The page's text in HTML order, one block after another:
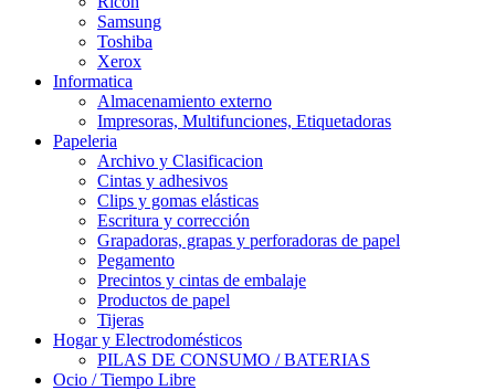
Samsung
Toshiba
Xerox
Informatica
Almacenamiento externo
Impresoras, Multifunciones, Etiquetadoras
Papeleria
Archivo y Clasificacion
Cintas y adhesivos
Clips y gomas elásticas
Escritura y corrección
Grapadoras, grapas y perforadoras de papel
Pegamento
Precintos y cintas de embalaje
Productos de papel
Tijeras
Hogar y Electrodomésticos
PILAS DE CONSUMO / BATERIAS
Ocio / Tiempo Libre